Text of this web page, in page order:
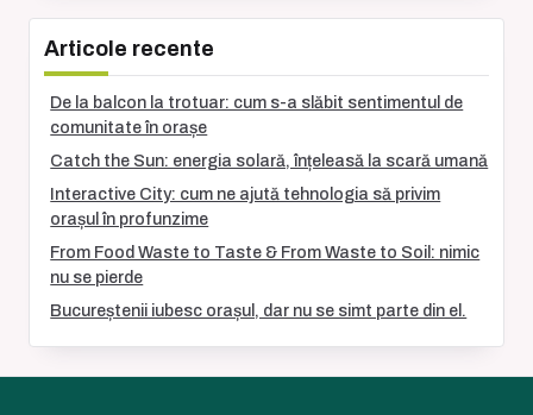
Articole recente
De la balcon la trotuar: cum s-a slăbit sentimentul de
comunitate în orașe
Catch the Sun: energia solară, înțeleasă la scară umană
Interactive City: cum ne ajută tehnologia să privim
orașul în profunzime
From Food Waste to Taste & From Waste to Soil: nimic
nu se pierde
Bucureștenii iubesc orașul, dar nu se simt parte din el.